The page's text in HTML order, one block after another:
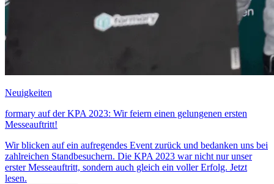
Neuigkeiten
formary auf der KPA 2023: Wir feiern einen gelungenen ersten
Messeauftritt!
Wir blicken auf ein aufregendes Event zurück und bedanken uns bei
zahlreichen Standbesuchern. Die KPA 2023 war nicht nur unser
erster Messeauftritt, sondern auch gleich ein voller Erfolg. Jetzt
lesen.